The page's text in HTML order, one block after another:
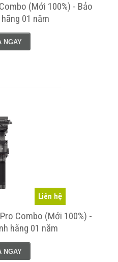
(Mới 100%) - Bảo
01 năm
NGAY
Liên hệ
Combo (Mới 100%) -
hãng 01 năm
NGAY